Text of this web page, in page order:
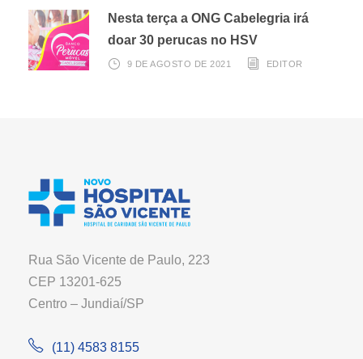
Nesta terça a ONG Cabelegria irá
doar 30 perucas no HSV
9 DE AGOSTO DE 2021 EDITOR
Rua São Vicente de Paulo, 223
CEP 13201-625
Centro – Jundiaí/SP
(11) 4583 8155